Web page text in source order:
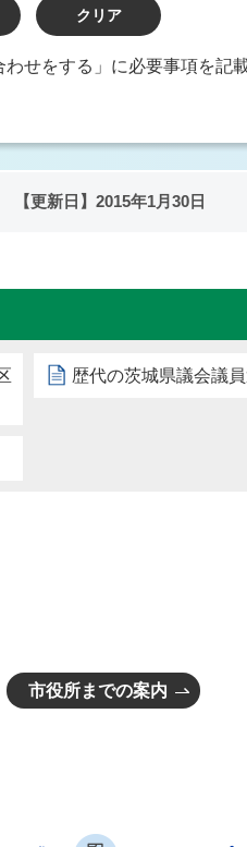
せをする」に必要事項を記
【更新日】 2015年1月30日
歴代の茨城県議会議
市役所までの案内